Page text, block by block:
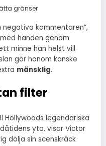
gränser
negativa kommentaren”,
handen genom
minne han helst vill
gör honom kanske
mänsklig.
filter
legendariska
yta, visar Victor
dölja sin scenskräck